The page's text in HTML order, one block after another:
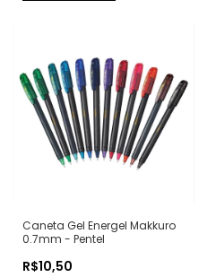
Caneta Gel Energel Makkuro
0.7mm - Pentel
R$10,50